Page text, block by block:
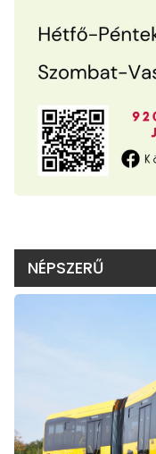
NÉPSZERŰ